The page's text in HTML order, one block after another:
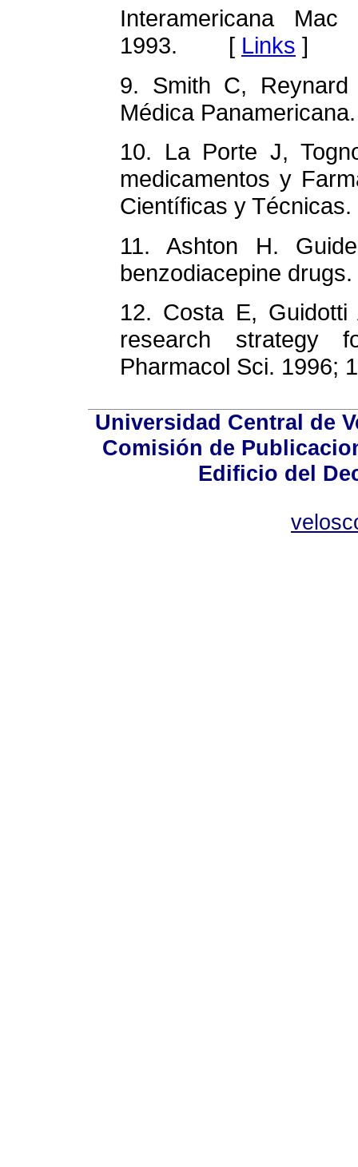
Interamericana
1993. [ Links ]
9. Smith C,
Médica
10. La Porte J,
medicamentos y
Científicas y
11. Ashton H.
benzodiacepine
12. Costa E, Guidotti
research strategy
Pharmacol Sci.
Universidad Central de
Comisión de
Edificio del